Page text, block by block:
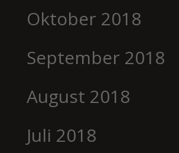
Oktober 2018
September 2018
August 2018
Juli 2018